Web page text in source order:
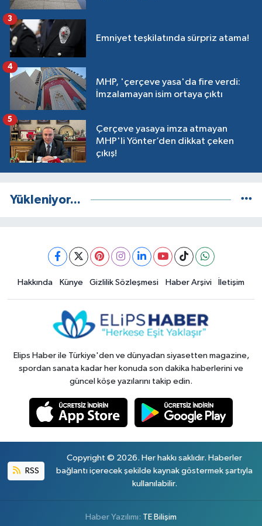
Emniyet teşkilatında sürpriz atama!
3
MHP, 'çerçeve yasa'da fire verdi:
İmzalamayan isim ortaya çıktı
4
Çerçeve yasaya imza atmayan
MHP'li Yönter’den dikkat çeken
çıkış!
5
Yükleniyor...
Hakkında Künye Gizlilik Sözleşmesi Haber Arşivi İletişim
Elips Haber ile Türkiye'den ve dünyadan siyasetten magazine,
spordan sanata kadar her konuda son dakika haberlerini ve
güncel köşe yazılarını takip edin.
RSS
Copyright © 2026. Her hakkı saklıdır. Haberler
bağlantı içerecek şekilde kaynak göstermek şartıyla
kullanılabilir.
Haber Yazılımı: TE Bilişim